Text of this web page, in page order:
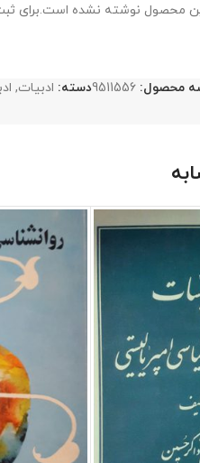
محصول نوشته نشده است.برای
محصول: 9511556دسته: ادبیات,